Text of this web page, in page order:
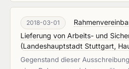
2018-03-01
Lieferung von Arbeits- und
(Landeshauptstadt Stuttgart,
Gegenstand dieser